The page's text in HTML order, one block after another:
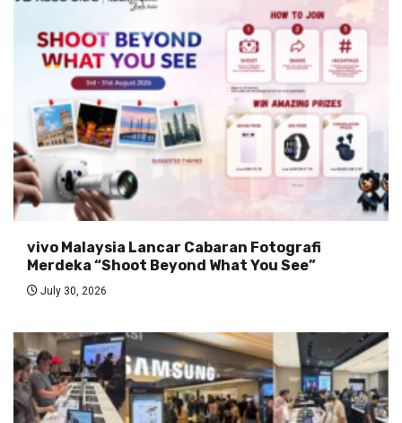
vivo Malaysia Lancar Cabaran Fotografi
Merdeka “Shoot Beyond What You See”
July 30, 2026